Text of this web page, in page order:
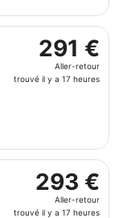
17
heures
291 €
Aller-
retour,
17
heures
291 €
Aller-retour
trouvé il y a 17 heures
le ven 16 oct.
293 €
Aller-
retour,
293 €
Aller-retour
trouvé il y a 17 heures
le ven 16 oct.